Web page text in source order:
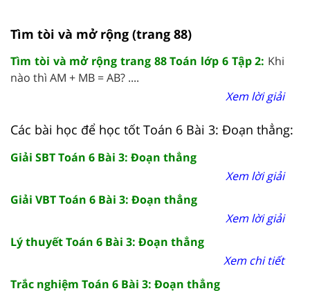
Tìm tòi và mở rộng (trang 88)
Tìm tòi và mở rộng trang 88 Toán lớp 6 Tập 2: Khi
nào thì AM + MB = AB? ....
Xem lời giải
Các bài học để học tốt Toán 6 Bài 3: Đoạn thẳng:
Giải SBT Toán 6 Bài 3: Đoạn thẳng
Xem lời giải
Giải VBT Toán 6 Bài 3: Đoạn thẳng
Xem lời giải
Lý thuyết Toán 6 Bài 3: Đoạn thẳng
Xem chi tiết
Trắc nghiệm Toán 6 Bài 3: Đoạn thẳng